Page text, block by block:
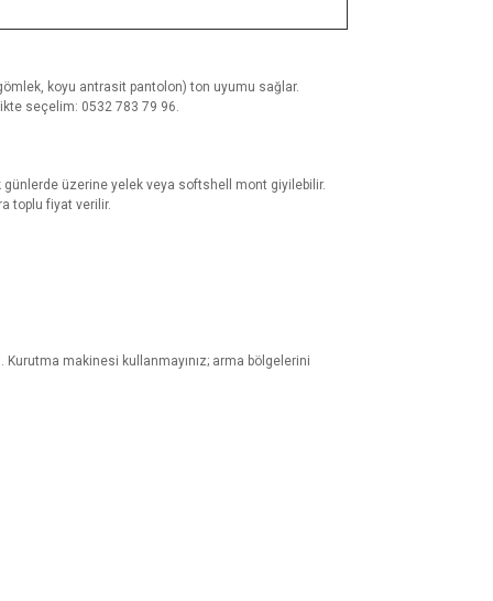
koyu antrasit pantolon) ton uyumu sağlar.
seçelim: 0532 783 79 96.
üzerine yelek veya softshell mont giyilebilir.
toplu fiyat verilir.
. Kurutma makinesi kullanmayınız; arma bölgelerini